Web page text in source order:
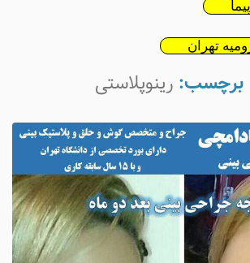
تهران
برچسب:رینوپلاستی